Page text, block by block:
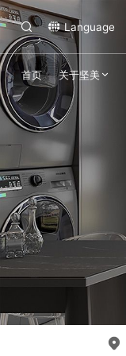
Language
首页 关于坚美